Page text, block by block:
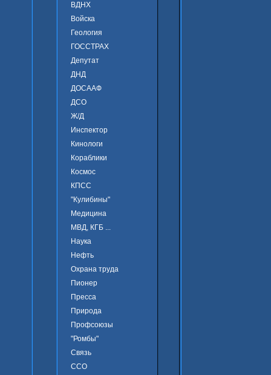
ВДНХ
Войска
Геология
ГОССТРАХ
Депутат
ДНД
ДОСААФ
ДСО
Ж/Д
Инспектор
Кинологи
Кораблики
Космос
КПСС
"Кулибины"
Медицина
МВД, КГБ ...
Наука
Нефть
Охрана труда
Пионер
Пресса
Природа
Профсоюзы
"Ромбы"
Связь
ССО